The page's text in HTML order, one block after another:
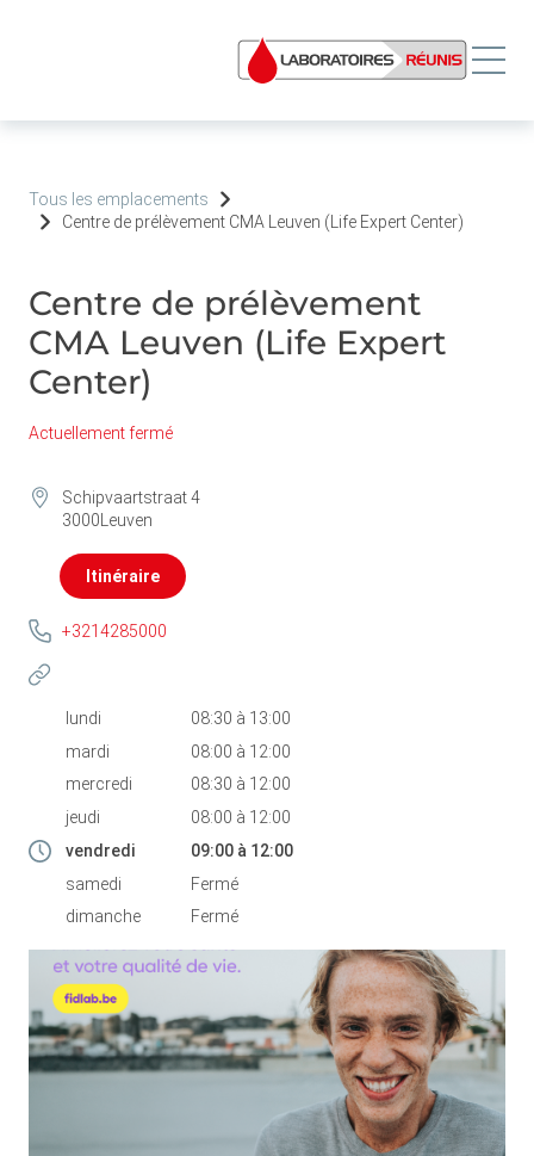
Tous les emplacements
Centre de prélèvement CMA Leuven (Life Expert Center)
Centre de prélèvement
CMA Leuven (Life Expert
Center)
Actuellement fermé
Schipvaartstraat 4
3000 Leuven
Itinéraire
+3214285000
lundi 08:30 à 13:00
mardi
08:00 à 12:00
mercredi
08:30 à 12:00
jeudi
08:00 à 12:00
vendredi
09:00à 12:00
samedi
Fermé
dimanche
Fermé